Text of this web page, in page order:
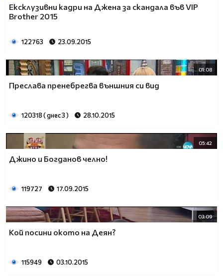
Ексклузивни кадри на Джена за скандала във VIP
Brother 2015
122763 23.09.2015
01:08
Преслава пренебрегва външния си вид
120318 ( днес 3 ) 28.10.2015
05:42
Джино и Богданов челно!
119727 17.09.2015
03:09
Кой посини окото на Деян?
115949 03.10.2015